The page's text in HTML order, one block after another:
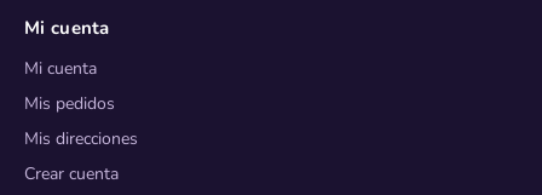
Mi cuenta
Mi cuenta
Mis pedidos
Mis direcciones
Crear cuenta